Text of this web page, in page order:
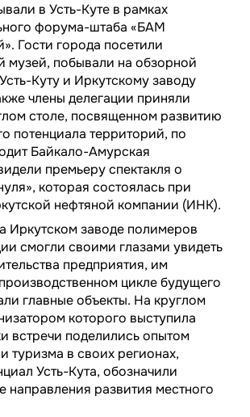
в Усть-Куте в рамках
форума-штаба «БАМ
Гости города посетили
музей, побывали на обзорной
Куту и Иркутскому заводу
члены делегации приняли
столе, посвященном развитию
потенциала территорий, по
Байкало-Амурская
премьеру спектакля о
которая состоялась при
нефтяной компании (ИНК).
Иркутском заводе полимеров
смогли своими глазами увидеть
предприятия, им
цикле будущего
главные объекты. На круглом
которого выступила
встречи поделились опытом
туризма в своих регионах,
Усть-Кута, обозначили
направления развития местного